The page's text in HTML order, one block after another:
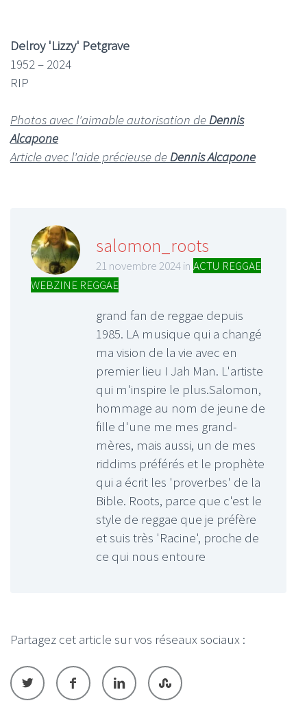
Delroy 'Lizzy' Petgrave
1952 – 2024
RIP
Photos avec l'aimable autorisation de Dennis
Alcapone
Article avec l'aide précieuse de Dennis Alcapone
salomon_roots
21 novembre 2024 in ACTU REGGAE
WEBZINE REGGAE
grand fan de reggae depuis
1985. LA musique qui a changé
ma vision de la vie avec en
premier lieu I Jah Man. L'artiste
qui m'inspire le plus.Salomon,
hommage au nom de jeune de
fille d'une me mes grand-
mères, mais aussi, un de mes
riddims préférés et le prophète
qui a écrit les 'proverbes' de la
Bible. Roots, parce que c'est le
style de reggae que je préfère
et suis très 'Racine', proche de
ce qui nous entoure
Partagez cet article sur vos réseaux sociaux :